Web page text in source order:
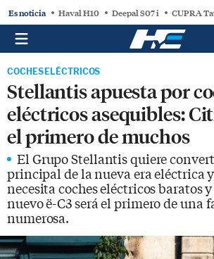
Es noticia Haval H10 Deepal S07 i CUPRA
COCHES ELÉCTRICOS
Stellantis apuesta por
eléctricos asequibles:
el primero de muchos
El Grupo Stellantis quiere
principal de la nueva era eléctrica
necesita coches eléctricos baratos
nuevo ë-C3 será el primero de una
numerosa.